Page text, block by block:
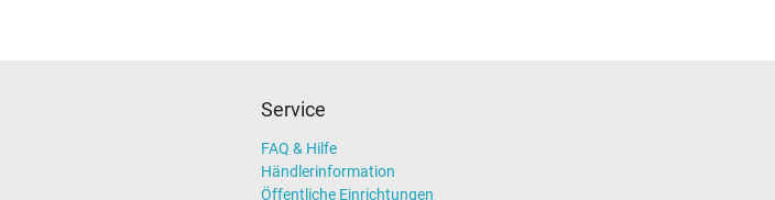
Service
FAQ & Hilfe
Händlerinformation
Öffentliche Einrichtungen